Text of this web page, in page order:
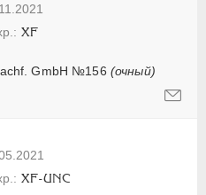
GmbH №156 (очный)
XF
XF-UNC